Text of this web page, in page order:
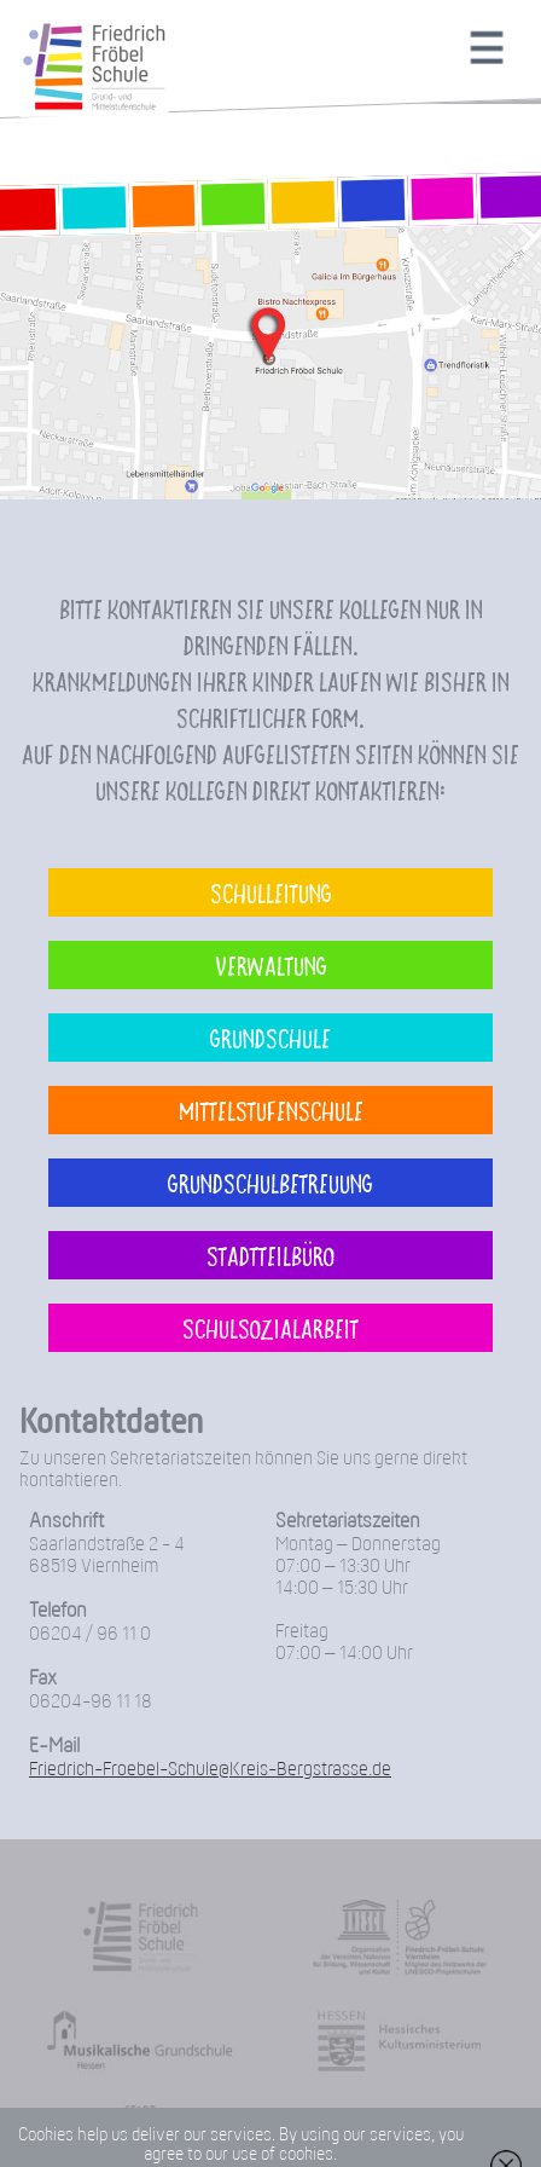
Bitte kontaktieren Sie unsere Kollegen nur in
dringenden Fällen.
Krankmeldungen Ihrer Kinder laufen wie bisher in
schriftlicher Form.
Auf den nachfolgend aufgelisteten Seiten können Sie
unsere Kollegen direkt kontaktieren:
Schulleitung
Verwaltung
Grundschule
Mittelstufenschule
Grundschulbetreuung
Stadtteilbüro
Schulsozialarbeit
Kontaktdaten
Zu unseren Sekretariatszeiten können Sie uns gerne direkt
kontaktieren.
Anschrift
Saarlandstraße 2 - 4
68519 Viernheim
Telefon
06204 / 96 11 0
Fax
06204-96 11 18
Sekretariatszeiten
Montag – Donnerstag
07:00 – 13:30 Uhr
14:00 – 15:30 Uhr
Freitag
07:00 – 14:00 Uhr
E-Mail
Friedrich-Froebel-Schule@Kreis-Bergstrasse.de
Cookies help us deliver our services. By using our services, you
agree to our use of cookies.